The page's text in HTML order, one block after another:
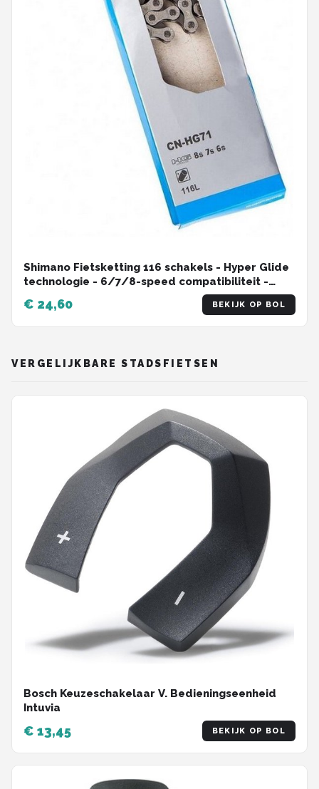
Shimano Fietsketting 116 schakels - Hyper Glide
technologie - 6/7/8-speed compatibiliteit -
€ 24,60 BEKIJK OP BOL
VERGELIJKBARE STADSFIETSEN
Bosch Keuzeschakelaar V. Bedieningseenheid
Intuvia
€ 13,45 BEKIJK OP BOL